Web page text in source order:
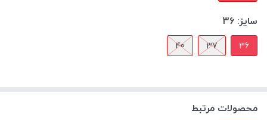
سایز: 36
36
37
40
محصولات مرتبط